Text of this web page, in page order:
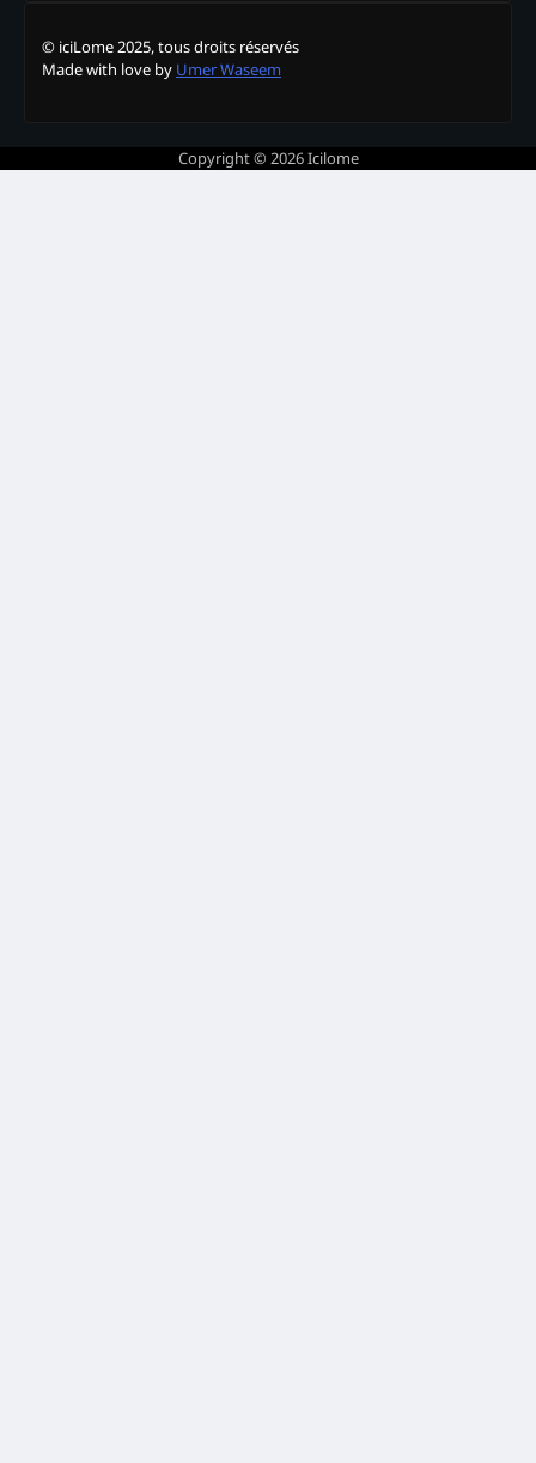
© iciLome 2025, tous droits réservés
Made with love by Umer Waseem
Copyright © 2026Icilome